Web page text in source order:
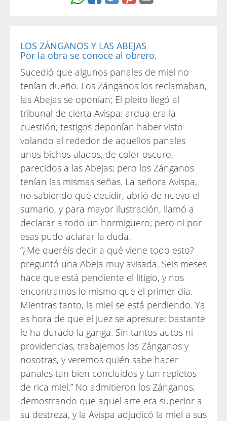
LOS ZÁNGANOS Y LAS ABEJAS
Por la obra se conoce al obrero.
Sucedió que algunos panales de miel no
tenían dueño. Los Zánganos los reclamaban,
las Abejas se oponían; El pleito llegó al
tribunal de cierta Avispa: ardua era la
cuestión; testigos deponían haber visto
volando al rededor de aquellos panales
unos bichos alados, de color oscuro,
parecidos a las Abejas; pero los Zánganos
tenían las mismas señas. La señora Avispa,
no sabiendo qué decidir, abrió de nuevo el
sumario, y para mayor ilustración, llamó a
declarar a todo un hormiguero; pero ni por
esas pudo aclarar la duda.
“¿Me queréis decir a qué viene todo esto?
preguntó una Abeja muy avisada. Seis meses
hace que está pendiente el litigio, y nos
encontramos lo mismo que el primer día.
Mientras tanto, la miel se está perdiendo. Ya
es hora de que el juez se apresure; bastante
le ha durado la ganga. Sin tantos autos ni
providencias, trabajemos los Zánganos y
nosotras, y veremos quién sabe hacer
panales tan bien concluidos y tan repletos
de rica miel.” No admitieron los Zánganos,
demostrando que aquel arte era superior a
su destreza, y la Avispa adjudicó la miel a sus